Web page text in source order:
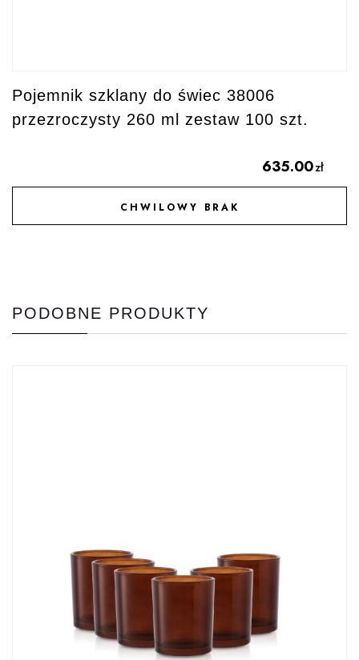
Pojemnik szklany do świec 38006
przezroczysty 260 ml zestaw 100 szt.
635.00zł
CHWILOWY BRAK
DODAJ DO ULUBIONYCH
PODOBNE PRODUKTY